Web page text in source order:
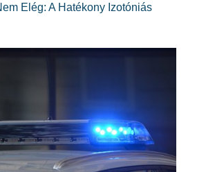
Elég: A Hatékony Izotóniás